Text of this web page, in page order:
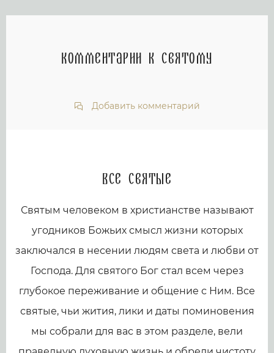
Комментарии к святому
Добавить комментарий
Все святые
Святым человеком в христианстве называют
угодников Божьих смысл жизни которых
заключался в несении людям света и любви от
Господа. Для святого Бог стал всем через
глубокое переживание и общение с Ним. Все
святые, чьи жития, лики и даты поминовения
мы собрали для вас в этом разделе, вели